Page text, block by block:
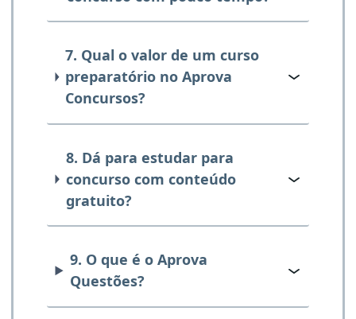
7. Qual o valor de um curso
preparatório no Aprova
Concursos?
8. Dá para estudar para
concurso com conteúdo
gratuito?
9. O que é o Aprova
Questões?